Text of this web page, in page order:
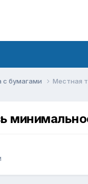
с бумагами Местная